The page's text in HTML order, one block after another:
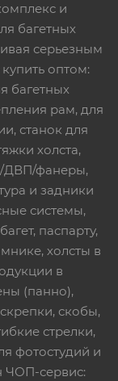
и
багетных
серьезным
оптом:
багетных
рам, для
станок для
холста,
ДВП/фанеры,
и задники
системы,
паспарту,
холсты в
в
(панно),
скобы,
стрелки,
фотостудий и
ЧОП-сервис: